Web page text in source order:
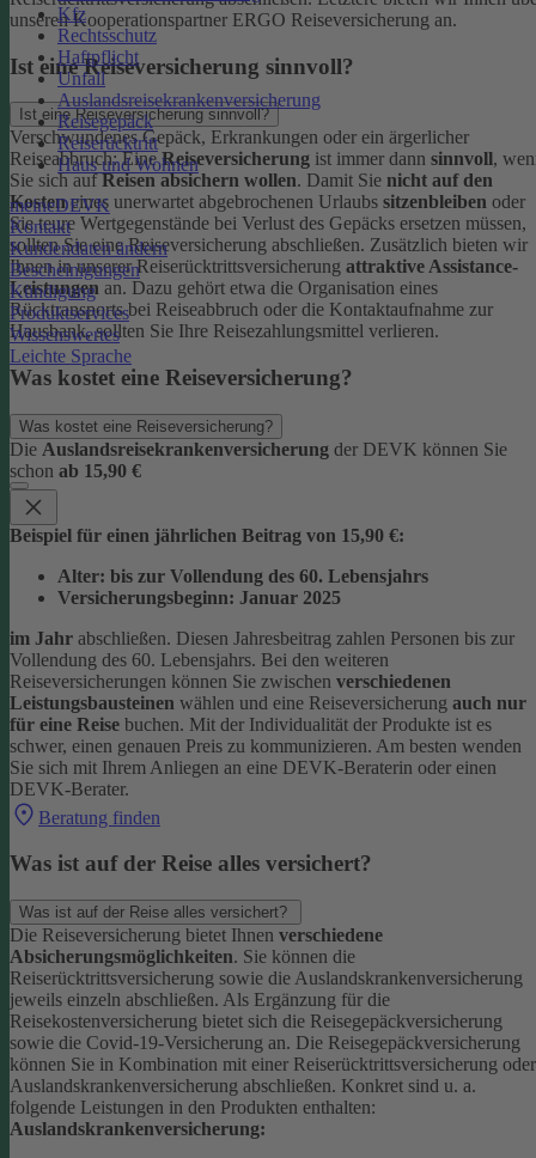
Kfz
Rechtsschutz
Haftpflicht
Unfall
Auslandsreisekrankenversicherung
Reisegepäck
Reiserücktritt
Haus und Wohnen
meineDEVK
Kontakt
Kundendaten ändern
Bescheinigungen
Kündigung
Produktservices
Wissenswertes
Leichte Sprache
unseren Kooperationspartner ERGO Reiseversicherung an.
Ist eine Reiseversicherung sinnvoll?
Ist eine Reiseversicherung sinnvoll?
Verschwundenes Gepäck, Erkrankungen oder ein ärgerlicher
Reiseabbruch: EineReiseversicherung ist immer dann sinnvoll,
Sie sich aufReisen absichern wollen. Damit Sie nicht auf den
Kosteneines unerwartet abgebrochenen Urlaubs sitzenbleiben oder
Sie teure Wertgegenstände bei Verlust des Gepäcks ersetzen müssen,
sollten Sie eine Reiseversicherung abschließen. Zusätzlich bieten wir
Ihnen in unserer Reiserücktrittsversicherung attraktive Assistance-
Leistungen an. Dazu gehört etwa die Organisation eines
Rücktransports bei Reiseabbruch oder die Kontaktaufnahme zur
Hausbank, sollten Sie Ihre Reisezahlungsmittel verlieren.
Was kostet eine Reiseversicherung?
Was kostet eine Reiseversicherung?
Die Auslandsreisekrankenversicherung der DEVK können Sie
schon ab 15,90 €
Beispiel für einen jährlichen Beitrag von 15,90 €:
Alter: bis zur Vollendung des 60. Lebensjahrs
Versicherungsbeginn: Januar 2025
im Jahr abschließen. Diesen Jahresbeitrag zahlen Personen bis zur
Vollendung des 60. Lebensjahrs. Bei den weiteren
Reiseversicherungen können Sie zwischen verschiedenen
Leistungsbausteinen wählen und eine Reiseversicherung auch nur
für eine Reise buchen. Mit der Individualität der Produkte ist es
schwer, einen genauen Preis zu kommunizieren. Am besten wenden
Sie sich mit Ihrem Anliegen an eine DEVK-Beraterin oder einen
DEVK-Berater.
Beratung finden
Was ist auf der Reise alles versichert?
Was ist auf der Reise alles versichert?
Die Reiseversicherung bietet Ihnen verschiedene
Absicherungsmöglichkeiten. Sie können die
Reiserücktrittsversicherung sowie die Auslandskrankenversicherung
jeweils einzeln abschließen. Als Ergänzung für die
Reisekostenversicherung bietet sich die Reisegepäckversicherung
sowie die Covid-19-Versicherung an. Die Reisegepäckversicherung
können Sie in Kombination mit einer Reiserücktrittsversicherung oder
Auslandskrankenversicherung abschließen. Konkret sind u. a.
folgende Leistungen in den Produkten enthalten:
Auslandskrankenversicherung: